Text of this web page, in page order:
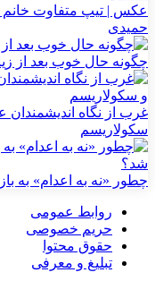
عکس | تیپ متفاوت خانم
حمیدی
چگونه حال خوب بعد از
غرب از نگاه
سکولاریسم
چطور «نه به اعدام» به
روابط عمومی
حریم خصوصی
حقوق محتوا
تبلیغ و معرفی